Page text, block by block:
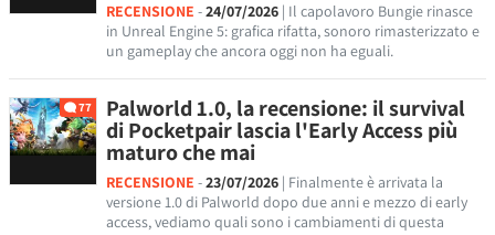
RECENSIONE -24/07/2026 | Il capolavoro Bungie rinasce
in Unreal Engine 5: grafica rifatta, sonoro rimasterizzato e
un gameplay che ancora oggi non ha eguali.
77 Palworld 1.0, la recensione: il survival
di Pocketpair lascia l'Early Access più
maturo che mai
RECENSIONE -23/07/2026 | Finalmente è arrivata la
versione 1.0 di Palworld dopo due anni e mezzo di early
access, vediamo quali sono i cambiamenti di questa